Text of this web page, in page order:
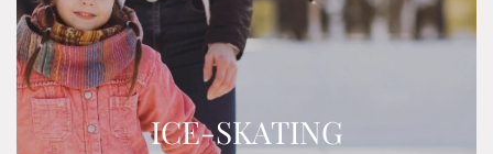
ICE-SKATING